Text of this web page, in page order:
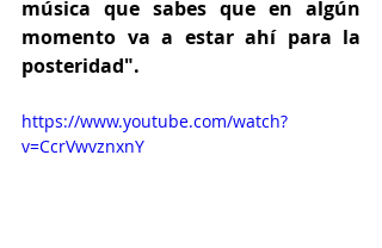
música que sabes que en algún
momento va a estar ahí para la
posteridad".
https://www.youtube.com/watch?
v=CcrVwvznxnY